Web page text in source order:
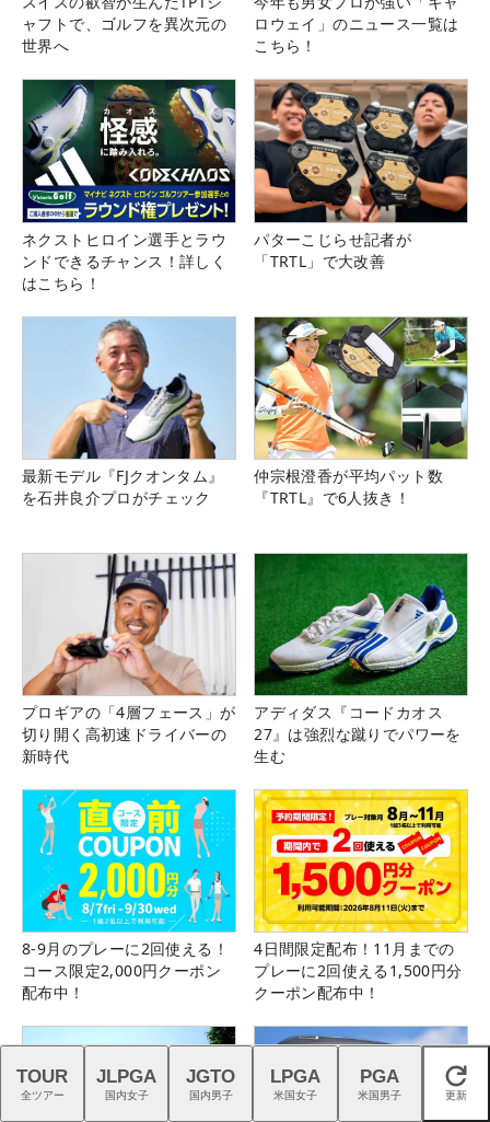
ャフトで、ゴルフを異次元の
世界へ
ロウェイ」のニュース一覧は
こちら！
ネクストヒロイン選手とラウ
ンドできるチャンス！詳しく
はこちら！
パターこじらせ記者が
「TRTL」で大改善
最新モデル『FJクオンタム』
を石井良介プロがチェック
仲宗根澄香が平均パット数
『TRTL』で6人抜き！
プロギアの「4層フェース」が
切り開く高初速ドライバーの
新時代
アディダス『コードカオス
27』は強烈な蹴りでパワーを
生む
8-9月のプレーに2回使える！
コース限定2,000円クーポン
配布中！
4日間限定配布！11月までの
プレーに2回使える1,500円分
クーポン配布中！
閉じる
TOUR
全ツアー
JLPGA
国内女子
JGTO
国内男子
LPGA
米国女子
PGA
米国男子 更新